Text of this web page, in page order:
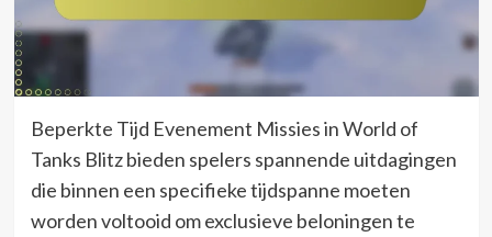
Beperkte Tijd Evenement Missies in World of
Tanks Blitz bieden spelers spannende uitdagingen
die binnen een specifieke tijdspanne moeten
worden voltooid om exclusieve beloningen te